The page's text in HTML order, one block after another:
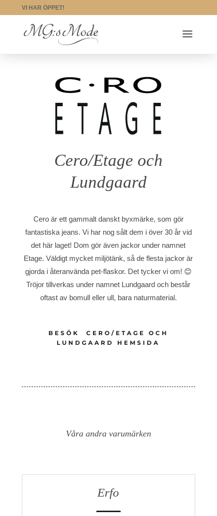
VI HAR ÖPPET!
Cero/Etage och
Lundgaard
Cero är ett gammalt danskt byxmärke, som gör
fantastiska jeans. Vi har nog sålt dem i över 30 år vid
det här laget! Dom gör även jackor under namnet
Etage. Väldigt mycket miljötänk, så de flesta jackor är
gjorda i återanvända pet-flaskor. Det tycker vi om! 😊
Tröjor tillverkas under namnet Lundgaard och består
oftast av bomull eller ull, bara naturmaterial.
BESÖK CERO/ETAGE OCH
LUNDGAARD HEMSIDA
Våra andra varumärken
Erfo